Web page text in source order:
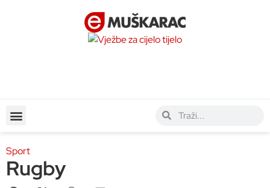
Sport
Rugby